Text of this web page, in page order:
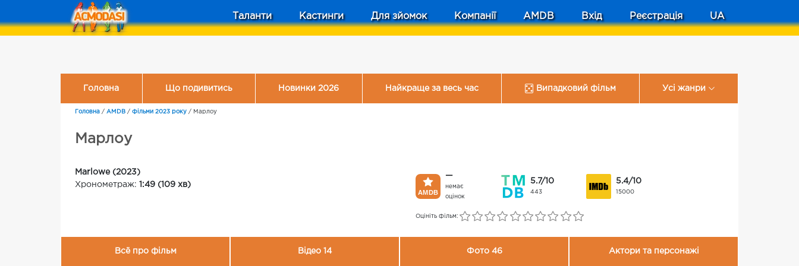
Таланти Кастинги Для зйомок Компанії AMDB Вхід Реєстрація UA
Головна Що подивитись Новинки 2026 Найкраще за весь час Випадковий фільм Усі жанри
Головна / AMDB / Фільми 2023 року / Марлоу
Марлоу
Marlowe (2023)
Хронометраж: 1:49 (109 хв)
—
немає
оцінок
5.7/10
443
5.4/10
15000
Оцініть фільм:
Всё про фільм Відео 14 Фото 46 Актори та персонажі